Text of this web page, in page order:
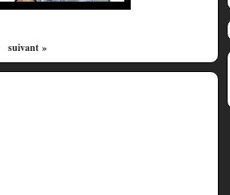
suivant »